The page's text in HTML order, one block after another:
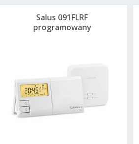
Salus 091FLRF
programowany
bezprzewodowy